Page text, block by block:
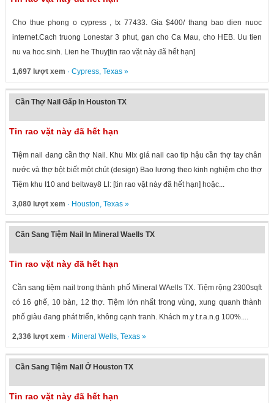
Cho thue phong o cypress , tx 77433. Gia $400/ thang bao dien nuoc
internet.Cach truong Lonestar 3 phut, gan cho Ca Mau, cho HEB. Uu tien
nu va hoc sinh. Lien he Thuy[tin rao vặt này đã hết hạn]
1,697 lượt xem · Cypress, Texas»
Cần Thợ Nail Gấp In Houston TX
Tin rao vặt này đã hết hạn
Tiệm nail đang cần thợ Nail. Khu Mix giá nail cao tip hậu cần thợ tay chân
nước và thợ bột biết một chút (design) Bao lương theo kinh nghiệm cho thợ
Tiệm khu I10 and beltway8 Ll: [tin rao vặt này đã hết hạn] hoặc...
3,080 lượt xem · Houston, Texas»
Cần Sang Tiệm Nail In Mineral Waells TX
Tin rao vặt này đã hết hạn
Cần sang tiệm nail trong thành phố Mineral WAells TX. Tiệm rộng 2300sqft
có 16 ghế, 10 bàn, 12 thợ. Tiệm lớn nhất trong vùng, xung quanh thành
phố giàu đang phát triển, không cạnh tranh. Khách m.y t.r.a.n.g 100%....
2,336 lượt xem · Mineral Wells, Texas»
Cần Sang Tiệm Nail Ở Houston TX
Tin rao vặt này đã hết hạn